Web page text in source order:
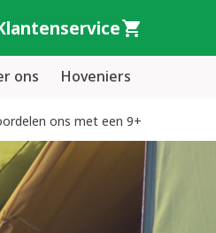
ons Hoveniers
ons met een 9+